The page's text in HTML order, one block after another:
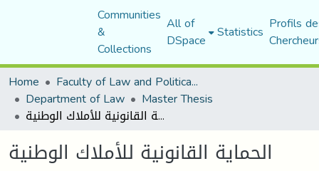
Communities
&
Collections
All of
DSpace Statistics Profils
Home
Faculty of Law and Political Science
Department of Law Master Thesis
الحماية القانونية للأملاك الوطنية
الحماية القانونية للأملاك الوطنية